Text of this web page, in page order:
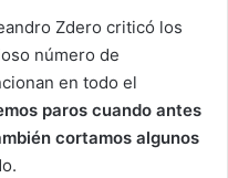
Zdero criticó los
número de
en todo el
paros cuando antes
cortamos algunos